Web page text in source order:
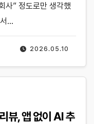
2026.05.10
사” 정도로만 생각했
…
, 앱 없이 AI 추